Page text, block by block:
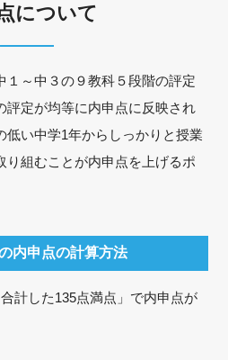
について
１～中３の９教科５段階の評定
評定が均等に内申点に反映され
低い中学1年からしっかりと授業
り組むことが内申点を上げるポ
内申点の計算方法
計した135点満点」で内申点が